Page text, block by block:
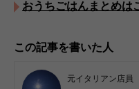
おうちごはんまとめは
この記事を書いた人
元イタリアン店員